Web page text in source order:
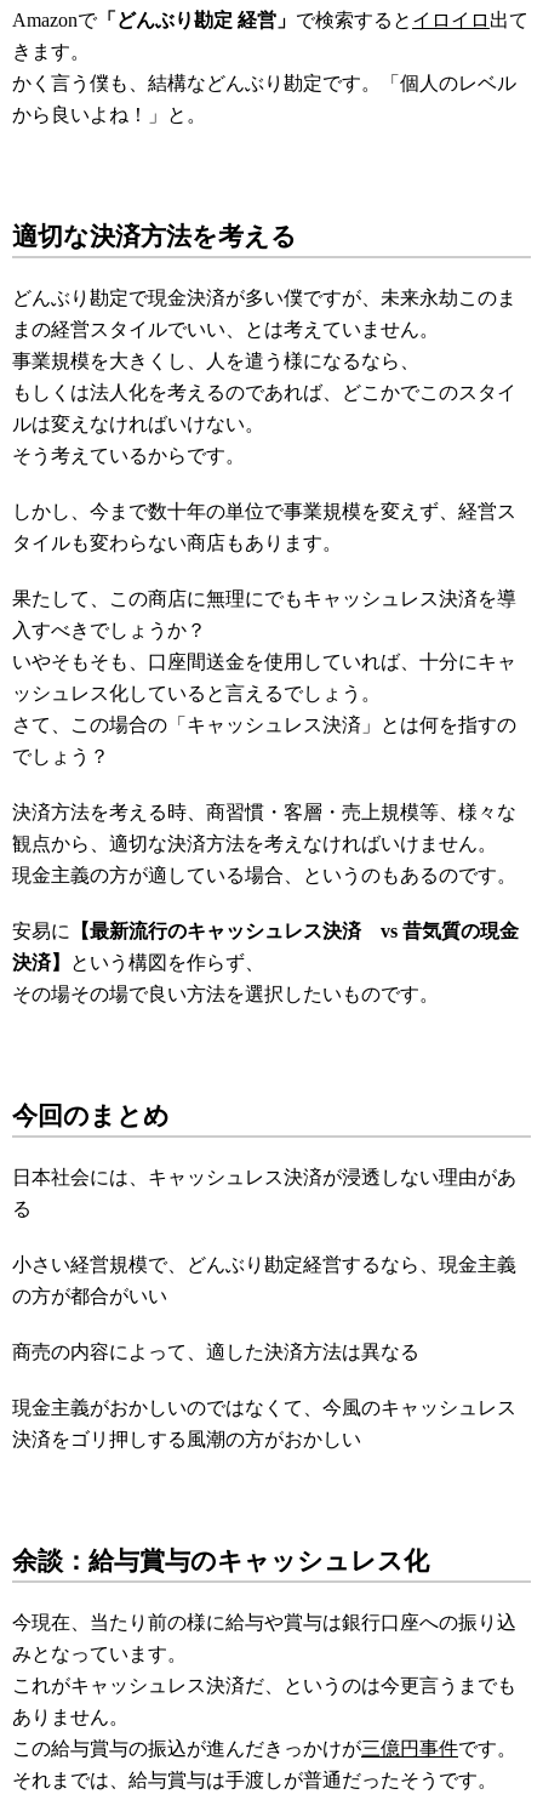
Amazonで「どんぶり勘定 経営」 で検索すると イロイロ 出て
きます。
かく言う僕も、結構などんぶり勘定です。「個人のレベル
から良いよね！」と。
適切な決済方法を考える
どんぶり勘定で現金決済が多い僕ですが、未来永劫このま
まの経営スタイルでいい、とは考えていません。
事業規模を大きくし、人を遣う様になるなら、
もしくは法人化を考えるのであれば、どこかでこのスタイ
ルは変えなければいけない。
そう考えているからです。
しかし、今まで数十年の単位で事業規模を変えず、経営ス
タイルも変わらない商店もあります。
果たして、この商店に無理にでもキャッシュレス決済を導
入すべきでしょうか？
いやそもそも、口座間送金を使用していれば、十分にキャ
ッシュレス化していると言えるでしょう。
さて、この場合の「キャッシュレス決済」とは何を指すの
でしょう？
決済方法を考える時、商習慣・客層・売上規模等、様々な
観点から、適切な決済方法を考えなければいけません。
現金主義の方が適している場合、というのもあるのです。
安易に
【最新流行のキャッシュレス決済 vs 昔気質の現金
決済】
という構図を作らず、
その場その場で良い方法を選択したいものです。
今回のまとめ
日本社会には、キャッシュレス決済が浸透しない理由があ
る
小さい経営規模で、どんぶり勘定経営するなら、現金主義
の方が都合がいい
商売の内容によって、適した決済方法は異なる
現金主義がおかしいのではなくて、今風のキャッシュレス
決済をゴリ押しする風潮の方がおかしい
余談：給与賞与のキャッシュレス化
今現在、当たり前の様に給与や賞与は銀行口座への振り込
みとなっています。
これがキャッシュレス決済だ、というのは今更言うまでも
ありません。
この給与賞与の振込が進んだきっかけが三億円事件です。
それまでは、給与賞与は手渡しが普通だったそうです。